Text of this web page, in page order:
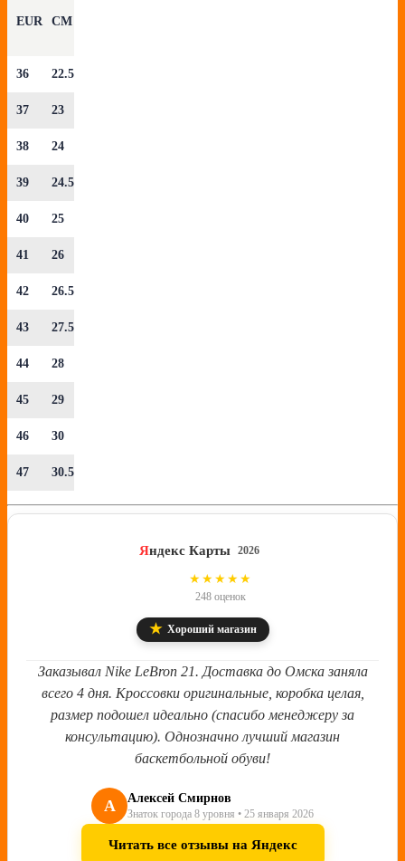
EUR CM
36 22.5
37 23
38 24
39 24.5
40 25
41 26
42 26.5
43 27.5
44 28
45 29
46 30
47 30.5
Яндекс Карты 2026
★★★★★
248 оценок
★ Хороший магазин
Заказывал Nike LeBron 21. Доставка до Омска заняла
всего 4 дня. Кроссовки оригинальные, коробка целая,
размер подошел идеально (спасибо менеджеру за
консультацию). Однозначно лучший магазин
баскетбольной обуви!
А Алексей Смирнов
Знаток города 8 уровня • 25 января 2026
Читать все отзывы на Яндекс